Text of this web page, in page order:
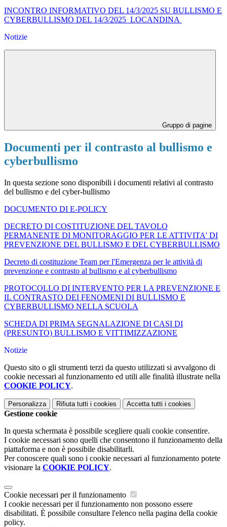
INCONTRO INFORMATIVO DEL 14/3/2025 SU BULLISMO E
CYBERBULLISMO DEL 14/3/2025 _LOCANDINA
Notizie
Gruppo di pagine
Documenti per il contrasto al bullismo e
cyberbullismo
In questa sezione sono disponibili i documenti relativi al contrasto
del bullismo e del cyber-bullismo
DOCUMENTO DI E-POLICY
DECRETO DI COSTITUZIONE DEL TAVOLO
PERMANENTE DI MONITORAGGIO PER LE ATTIVITA' DI
PREVENZIONE DEL BULLISMO E DEL CYBERBULLISMO
Decreto di costituzione Team per l'Emergenza per le attività di
prevenzione e contrasto al bullismo e al cyberbullismo
PROTOCOLLO DI INTERVENTO PER LA PREVENZIONE E
IL CONTRASTO DEI FENOMENI DI BULLISMO E
CYBERBULLISMO NELLA SCUOLA
SCHEDA DI PRIMA SEGNALAZIONE DI CASI DI
(PRESUNTO) BULLISMO E VITTIMIZZAZIONE
Notizie
Questo sito o gli strumenti terzi da questo utilizzati si avvalgono di
cookie necessari al funzionamento ed utili alle finalità illustrate nella
COOKIE POLICY.
Personalizza Rifiuta tutti i cookies Accetta tutti i cookies
Gestione cookie
In questa schermata è possibile scegliere quali cookie consentire.
I cookie necessari sono quelli che consentono il funzionamento della
piattaforma e non è possibile disabilitarli.
Per conoscere quali sono i cookie necessari al funzionamento potete
visionare la COOKIE POLICY.
Cookie necessari per il funzionamento
I cookie necessari per il funzionamento non possono essere
disabilitati. È possibile consultare l'elenco nella pagina della cookie
policy.